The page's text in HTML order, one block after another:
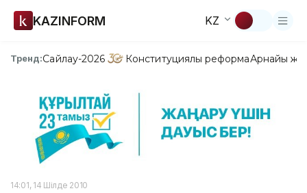
KAZINFORM KZ
Тренд:Сайлау-2026 Конституциялық реформаАрнайы
14:01, 14 Шілде 2010